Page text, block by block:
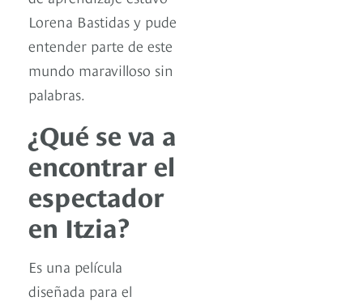
Lorena Bastidas y pude
entender parte de este
mundo maravilloso sin
palabras.
¿Qué se va a
encontrar el
espectador
en Itzia?
Es una película
diseñada para el